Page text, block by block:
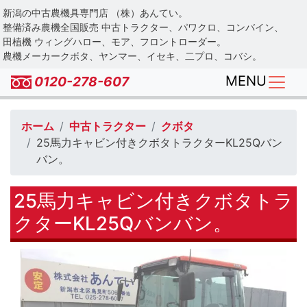
Skip
to
main
content
新潟の中古農機具専門店 （株）あんてい。
整備済み農機全国販売 中古トラクター、パワクロ、コンバイン、
田植機 ウィングハロー、モア、フロントローダー。
農機メーカークボタ、ヤンマー、イセキ、二プロ、コバシ。
0120-278-607 MENU
ホーム 中古トラクター
クボタ
25馬力キャビン付きクボタトラクターKL25Qバン
バン。
25馬力キャビン付きクボタトラ
クターKL25Qバンバン。